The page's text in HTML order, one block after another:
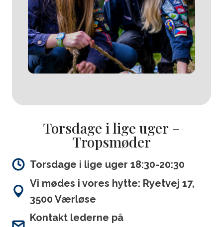
Torsdage i lige uger –
Tropsmøder
Torsdage i lige uger 18:30-20:30
Vi mødes i vores hytte: Ryetvej 17,
3500 Værløse
Kontakt lederne på